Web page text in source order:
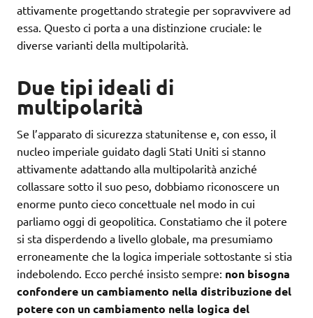
attivamente progettando strategie per sopravvivere ad
essa. Questo ci porta a una distinzione cruciale: le
diverse varianti della multipolarità.
Due tipi ideali di
multipolarità
Se l’apparato di sicurezza statunitense e, con esso, il
nucleo imperiale guidato dagli Stati Uniti si stanno
attivamente adattando alla multipolarità anziché
collassare sotto il suo peso, dobbiamo riconoscere un
enorme punto cieco concettuale nel modo in cui
parliamo oggi di geopolitica. Constatiamo che il potere
si sta disperdendo a livello globale, ma presumiamo
erroneamente che la logica imperiale sottostante si stia
indebolendo. Ecco perché insisto sempre: non bisogna
confondere un cambiamento nella distribuzione del
potere con un cambiamento nella logica del